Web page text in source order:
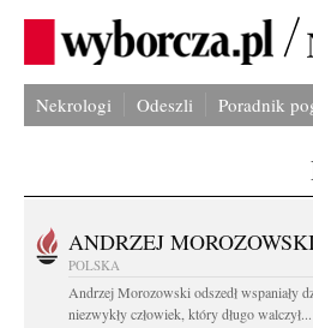
Nekrologi Odeszli Poradnik
ANDRZEJ
POLSKA
Andrzej Morozowski odszedł wspaniały
niezwykły człowiek, który długo walczył...